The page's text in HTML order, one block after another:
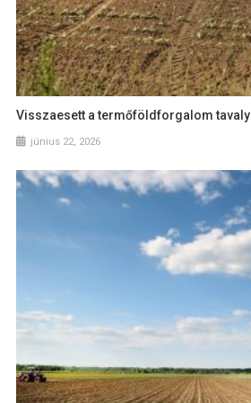
Visszaesett a termőföldforgalom tavaly
június 22, 2026